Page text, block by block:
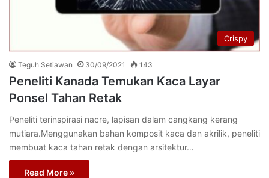
Crispy
Teguh Setiawan 30/09/2021 143
Peneliti Kanada Temukan Kaca Layar
Ponsel Tahan Retak
Peneliti terinspirasi nacre, lapisan dalam cangkang kerang
mutiara.Menggunakan bahan komposit kaca dan akrilik, peneliti
membuat kaca tahan retak dengan arsitektur…
Read More »